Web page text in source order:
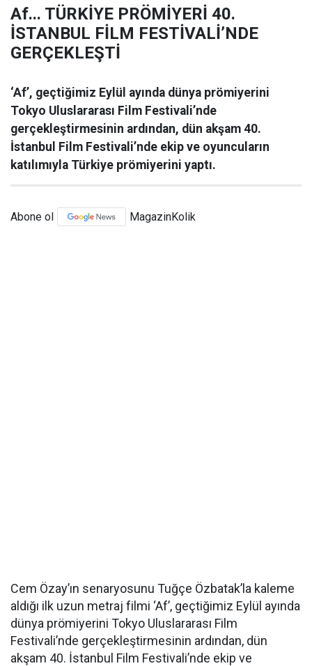
Af... TÜRKİYE PRÖMİYERİ 40.
İSTANBUL FİLM FESTİVALİ’NDE
GERÇEKLEŞTİ
‘Af’, geçtiğimiz Eylül ayında dünya prömiyerini
Tokyo Uluslararası Film Festivali’nde
gerçekleştirmesinin ardından, dün akşam 40.
İstanbul Film Festivali’nde ekip ve oyuncuların
katılımıyla Türkiye prömiyerini yaptı.
Abone ol MagazinKolik
Cem Özay’ın senaryosunu Tuğçe Özbatak’la kaleme
aldığı ilk uzun metraj filmi ‘Af’, geçtiğimiz Eylül ayında
dünya prömiyerini Tokyo Uluslararası Film
Festivali’nde gerçekleştirmesinin ardından, dün
akşam 40. İstanbul Film Festivali’nde ekip ve